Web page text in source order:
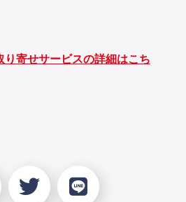
り寄せサービスの詳細はこち